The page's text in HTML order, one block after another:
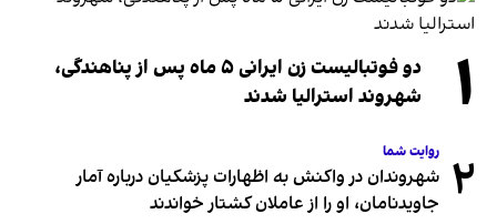
۱
دو فوتبالیست زن ایرانی ۵ ماه پس از پناهندگی،
شهروند استرالیا شدند
۲ روایت شما
شهروندان در واکنش به اظهارات پزشکیان درباره آمار
جاویدنامان، او را از عاملان کشتار خواندند